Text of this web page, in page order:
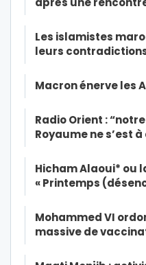
Les islamistes
leurs
Macron énerve les
Radio Orient :
Royaume ne s’est
Hicham Alaoui* ou
« Printemps
Mohammed VI
massive de